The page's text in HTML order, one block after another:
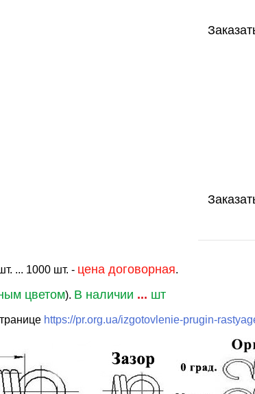
... 1000 шт. - цена договорная.
цветом). В наличии ... шт
https://pr.org.ua/izgotovlenie-prugin-